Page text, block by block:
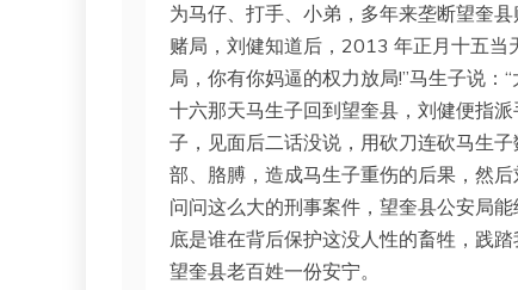
为马仔、打手、小弟，多年来垄断望奎
赌局，刘健知道后，2013 年正月十五当
局，你有你妈逼的权力放局!”马生子说
十六那天马生子回到望奎县，刘健便指
子，见面后二话没说，用砍刀连砍马生
部、胳膊，造成马生子重伤的后果，然
问问这么大的刑事案件，望奎县公安局
底是谁在背后保护这没人性的畜牲，践
望奎县老百姓一份安宁。